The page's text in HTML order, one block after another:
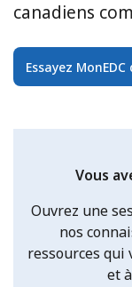
canadiens
Essayez
Vous
Ouvrez une
nos
ressources qui
et